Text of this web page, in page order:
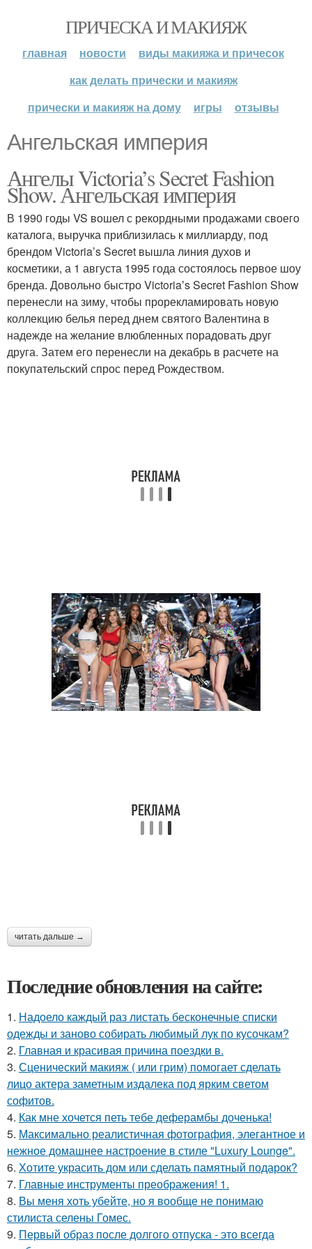
ПРИЧЕСКА И МАКИЯЖ
главная новости
виды макияжа и причесок
как делать прически и макияж
прически и макияж на дому
игры отзывы
Ангельская империя
Ангелы Victoria’s Secret Fashion
Show. Ангельская империя
В 1990 годы VS вошел с рекордными продажами своего
каталога, выручка приблизилась к миллиарду, под
брендом Victoria’s Secret вышла линия духов и
косметики, а 1 августа 1995 года состоялось первое шоу
бренда. Довольно быстро Victoriaʼs Secret Fashion Show
перенесли на зиму, чтобы прорекламировать новую
коллекцию белья перед днем святого Валентина в
надежде на желание влюбленных порадовать друг
друга. Затем его перенесли на декабрь в расчете на
покупательский спрос перед Рождеством.
читать дальше →
Последние обновления на сайте:
1. Надоело каждый раз листать бесконечные списки
одежды и заново собирать любимый лук по кусочкам?
2. Главная и красивая причина поездки в.
3. Сценический макияж ( или грим) помогает сделать
лицо актера заметным издалека под ярким светом
софитов.
4. Как мне хочется петь тебе деферамбы доченька!
5. Максимально реалистичная фотография, элегантное и
нежное домашнее настроение в стиле "Luxury Lounge".
6. Хотите украсить дом или сделать памятный подарок?
7. Главные инструменты преображения! 1.
8. Вы меня хоть убейте, но я вообще не понимаю
стилиста селены Гомес.
9. Первый образ после долгого отпуска - это всегда